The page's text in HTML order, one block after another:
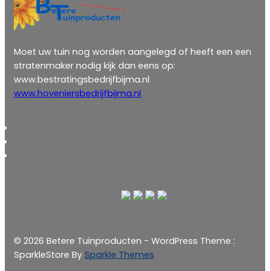
Moet uw tuin nog worden aangelegd of heeft een een
stratenmaker nodig kijk dan eens op:
www.bestratingsbedrijfbijma.nl
www.hoveniersbedrijfbijma.nl
© 2026 Betere Tuinproducten - WordPress Theme :
SparkleStore By Sparkle Themes